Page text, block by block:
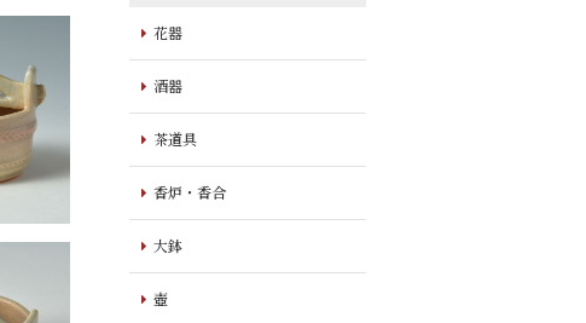
花器
酒器
茶道具
香炉・香合
大鉢
壺